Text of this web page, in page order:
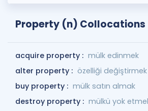
Property (n) Collocations
acquire property : mülk edinmek
alter property : özelliği değiştirmek
buy property : mülk satın almak
destroy property : mülkü yok